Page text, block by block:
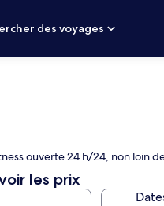
des voyages
ouverte 24 h/24, non loin
les prix